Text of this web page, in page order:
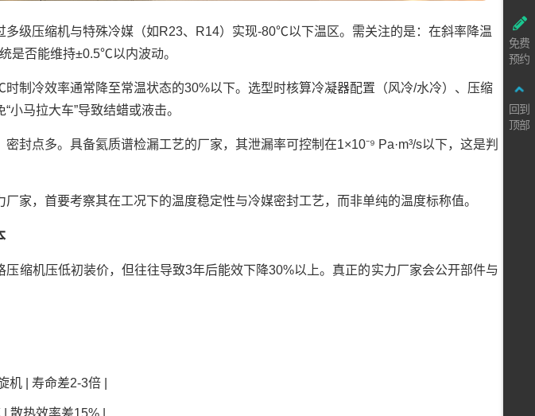
多级压缩机与特殊冷媒（如R23、R14）实现-80℃以下温区。需关注的是：在斜率降温
是否能维持±0.5℃以内波动。
制冷效率通常降至常温状态的30%以下。选型时核算冷凝器配置（风冷/水冷）、压缩
马拉大车”导致结蜡或液击。
封点多。具备氦质谱检漏工艺的厂家，其泄漏率可控制在1×10⁻⁹ Pa·m³/s以下，这是判
家，首要考察其在工况下的温度稳定性与冷媒密封工艺，而非单纯的温度标称值。
缩机压低初装价，但往往导致3年后能效下降30%以上。真正的实力厂家会公开部件与
机 | 寿命差2-3倍 |
散热效率差15% |
免费
预约
回到
顶部